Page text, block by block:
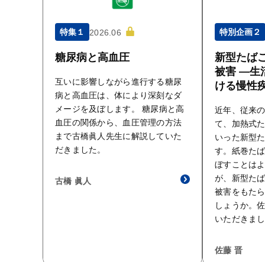
特集１ 2026.06
糖尿病と高血圧
互いに影響しながら進行する糖尿
病と高血圧は、体により深刻なダ
メージを及ぼします。 糖尿病と高
血圧の関係から、血圧管理の方法
まで古橋眞人先生に解説していた
だきました。
古橋 眞人
特別企画２
新型たば
被害 ―生
ける慢性
近年、従来
て、加熱式
いった新型
す。紙巻た
ぼすことは
が、新型た
被害をもた
しょうか。
いただきま
佐藤 晋